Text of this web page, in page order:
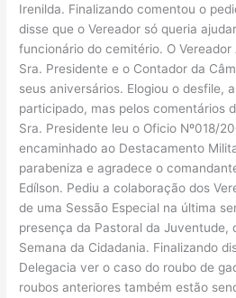
Irenilda. Finalizando comentou o
disse que o Vereador só queria
funcionário do cemitério. O
Sra. Presidente e o Contador da
seus aniversários. Elogiou o desfile,
participado, mas pelos comentários
Sra. Presidente leu o Oficio Nº018/
encaminhado ao Destacamento
parabeniza e agradece o
Edílson. Pediu a colaboração dos
de uma Sessão Especial na última
presença da Pastoral da Juventude,
Semana da Cidadania. Finalizando
Delegacia ver o caso do roubo de
roubos anteriores também estão